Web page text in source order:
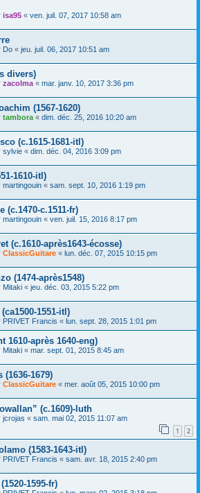
isa95 « ven. juil. 07, 2017 10:58 am
Do « jeu. juil. 06, 2017 10:51 am
divers)
zacolma « mar. janv. 10, 2017 3:36 pm
(1567-1620)
tambora « dim. déc. 25, 2016 10:20 am
(c.1615-1681-itl)
sylvie « dim. déc. 04, 2016 3:09 pm
1610-itl)
martingouin « sam. sept. 10, 2016 1:19 pm
(c.1470-c.1511-fr)
martingouin « ven. juil. 15, 2016 8:17 pm
(c.1610-après1643-écosse)
ClassicGuitare « lun. déc. 07, 2015 10:15 pm
(1474-après1548)
Mitaki « jeu. déc. 03, 2015 5:22 pm
1551-itl)
PRIVET Francis « lun. sept. 28, 2015 1:01 pm
1610-après 1640-eng)
Mitaki « mar. sept. 01, 2015 8:45 am
(1636-1679)
ClassicGuitare « mer. août 05, 2015 10:00 pm
(c.1609)-luth
jcrojas « sam. mai 02, 2015 11:07 am
1 2
(1583-1643-itl)
PRIVET Francis « sam. avr. 18, 2015 2:40 pm
1595-fr)